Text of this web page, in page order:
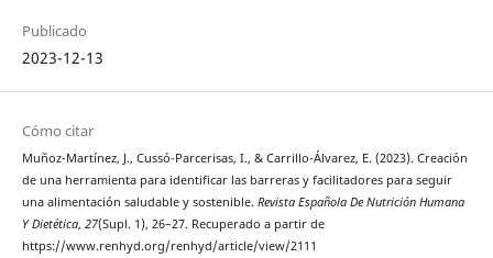
Publicado
2023-12-13
Cómo citar
Muñoz-Martínez, J., Cussó-Parcerisas, I., & Carrillo-Álvarez, E. (2023). Creación
de una herramienta para identificar las barreras y facilitadores para seguir
una alimentación saludable y sostenible. Revista Española De Nutrición Humana
Y Dietética, 27(Supl. 1), 26–27. Recuperado a partir de
https://www.renhyd.org/renhyd/article/view/2111